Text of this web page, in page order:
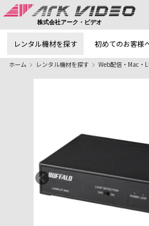
株式会社アーク・ビデオ
レンタル機材を探す 初めてのお客様
ホーム レンタル機材を探す Web配信・Mac・